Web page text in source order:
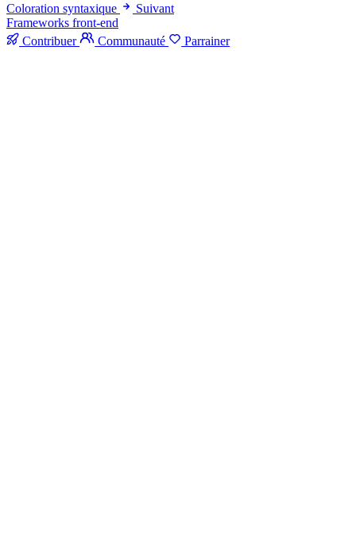
Coloration syntaxique
Suivant
Frameworks front-end
Contribuer
Communauté Parrainer